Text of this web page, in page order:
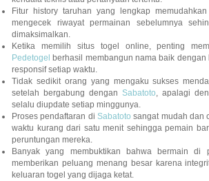
Fitur history taruhan yang lengkap
mengecek riwayat permainan sebelumnya
dimaksimalkan.
Ketika memilih situs togel online, penting
Pedetogel berhasil membangun nama baik
responsif setiap waktu.
Tidak sedikit orang yang mengaku sukses
setelah bergabung dengan Sabatoto, apalagi
selalu diupdate setiap minggunya.
Proses pendaftaran di Sabatoto sangat mudah dan
waktu kurang dari satu menit sehingga pemain
peruntungan mereka.
Banyak yang membuktikan bahwa bermain di
memberikan peluang menang besar karena
keluaran togel yang dijaga ketat.